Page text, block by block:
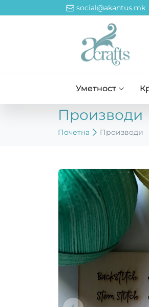
social@akantus.mk
Уметност
Производи
Почетна Производи